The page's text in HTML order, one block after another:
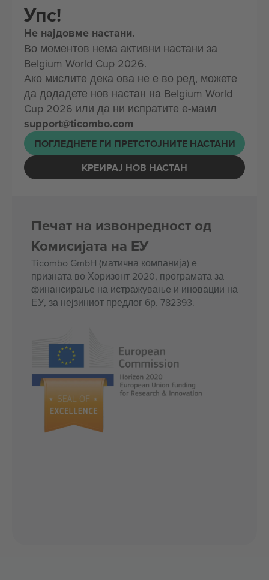
Упс!
Не најдовме настани.
Во моментов нема активни настани за
Belgium World Cup 2026.
Ако мислите дека ова не е во ред, можете
да додадете нов настан на Belgium World
Cup 2026 или да ни испратите е-маил
support@ticombo.com
ПОГЛЕДНЕТЕ ГИ ПРЕТСТОЈНИТЕ НАСТАНИ
КРЕИРАЈ НОВ НАСТАН
Печат на извонредност од
Комисијата на ЕУ
Ticombo GmbH (матична компанија) е
призната во Хоризонт 2020, програмата за
финансирање на истражување и иновации на
ЕУ, за нејзиниот предлог бр. 782393.